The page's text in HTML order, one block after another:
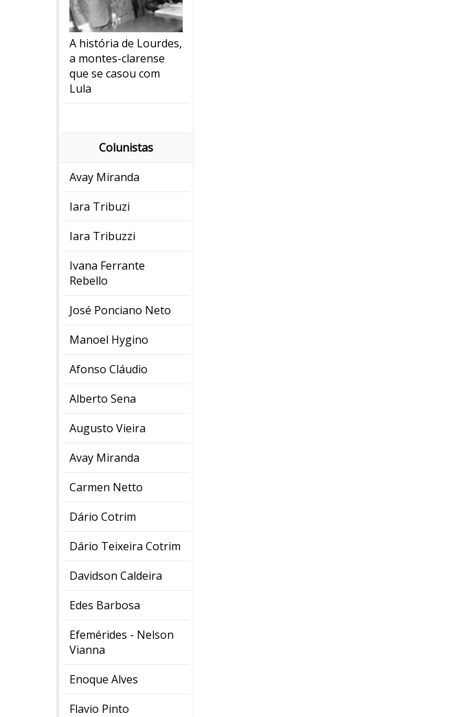
A história de Lourdes,
a montes-clarense
que se casou com
Lula
Colunistas
Avay Miranda
Iara Tribuzi
Iara Tribuzzi
Ivana Ferrante
Rebello
José Ponciano Neto
Manoel Hygino
Afonso Cláudio
Alberto Sena
Augusto Vieira
Avay Miranda
Carmen Netto
Dário Cotrim
Dário Teixeira Cotrim
Davidson Caldeira
Edes Barbosa
Efemérides - Nelson
Vianna
Enoque Alves
Flavio Pinto